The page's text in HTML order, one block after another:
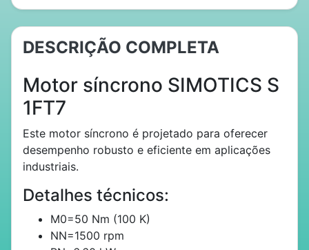
DESCRIÇÃO COMPLETA
Motor síncrono SIMOTICS S
1FT7
Este motor síncrono é projetado para oferecer
desempenho robusto e eficiente em aplicações
industriais.
Detalhes técnicos:
M0=50 Nm (100 K)
NN=1500 rpm